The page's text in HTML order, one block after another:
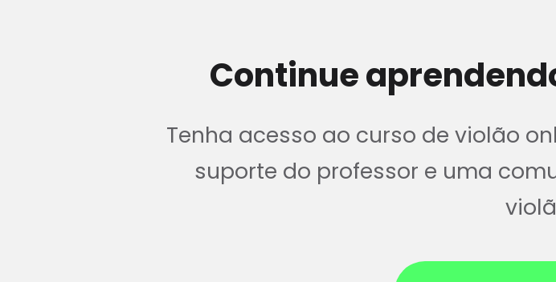
Continue
Tenha acesso ao curso de violão
suporte do professor e uma